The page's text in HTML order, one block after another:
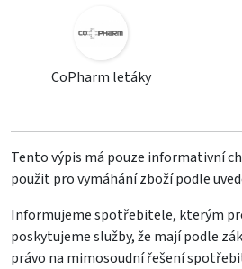
CoPharm letáky
Tento výpis má pouze informativní
použit pro vymáhání zboží podle
Informujeme spotřebitele, kterým
poskytujeme služby, že mají podle
právo na mimosoudní řešení